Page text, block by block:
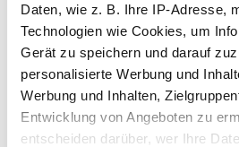
Daten, wie z. B. Ihre IP-Adresse,
Technologien wie Cookies, um
Gerät zu speichern und darauf
personalisierte Werbung und
Werbung und Inhalten,
Entwicklung von Angeboten zu
entscheiden darüber, wer Ihre